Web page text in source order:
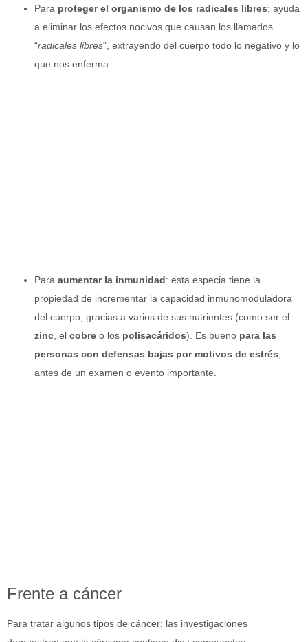
Para proteger el organismo de los radicales libres: ayuda
a eliminar los efectos nocivos que causan los llamados
“radicales libres”, extrayendo del cuerpo todo lo negativo y lo
que nos enferma.
Para aumentar la inmunidad: esta especia tiene la
propiedad de incrementar la capacidad inmunomoduladora
del cuerpo, gracias a varios de sus nutrientes (como ser el
zinc , el cobre o los polisacáridos). Es bueno para las
personas con defensas bajas por motivos de estrés
antes de un examen o evento importante.
Frente a cáncer
Para tratar algunos tipos de cáncer: las investigaciones